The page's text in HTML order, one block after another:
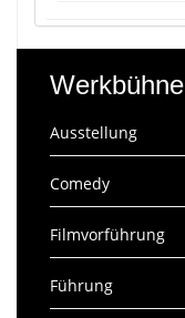
Werkbühne
Ausstellung
Comedy
Filmvorführung
Führung